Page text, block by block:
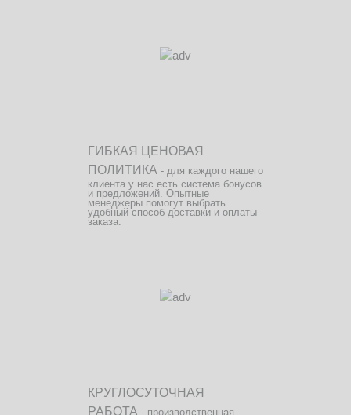
ГИБКАЯ ЦЕНОВАЯ
ПОЛИТИКА - для каждого нашего
клиента у нас есть система бонусов
и предложений. Опытные
менеджеры помогут выбрать
удобный способ доставки и оплаты
заказа.
КРУГЛОСУТОЧНАЯ
РАБОТА - производственная